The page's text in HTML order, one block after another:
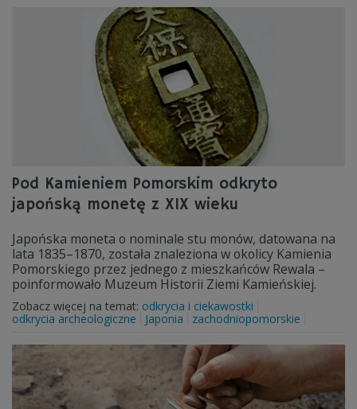
Pod Kamieniem Pomorskim odkryto
japońską monetę z XIX wieku
Japońska moneta o nominale stu monów, datowana na
lata 1835–1870, została znaleziona w okolicy Kamienia
Pomorskiego przez jednego z mieszkańców Rewala –
poinformowało Muzeum Historii Ziemi Kamieńskiej.
Zobacz więcej na temat: odkrycia i ciekawostki
odkrycia archeologiczne
Japonia zachodniopomorskie